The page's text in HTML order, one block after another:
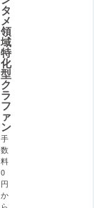
タ
メ
領
域
特
化
型
ク
ラ
フ
ァ
ン
手
数
料
0
円
か